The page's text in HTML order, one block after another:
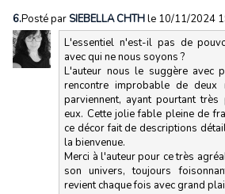
6.Posté par SIEBELLA CHTHle 10/11/2024
L'essentiel n'est-il pas de
avec qui ne nous soyons ?
L'auteur nous le suggère avec
rencontre improbable de
parviennent, ayant pourtant
eux. Cette jolie fable pleine de
ce décor fait de descriptions
la bienvenue.
Merci à l'auteur pour ce très
son univers, toujours
revient chaque fois avec grand